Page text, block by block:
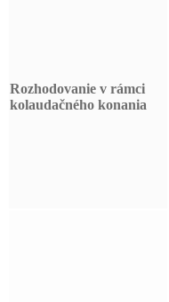
Rozhodovanie v rámci
kolaudačného konania